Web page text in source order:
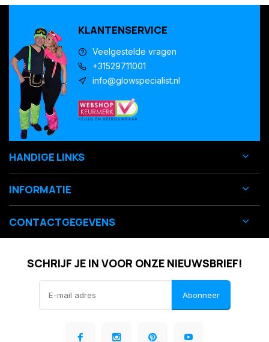
KLANTENSERVICE
Veelgestelde vragen
+31529711001
info@glowspecialist.nl
HANDIGE LINKS
INFORMATIE
CONTACTGEGEVENS
SCHRIJF JE IN VOOR ONZE NIEUWSBRIEF!
Abonneer